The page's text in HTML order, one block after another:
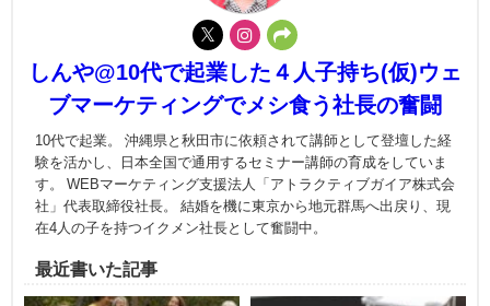
しんや@10代で起業した４人子持ち(仮)ウェ
ブマーケティングでメシ食う社長の奮闘
10代で起業。 沖縄県と秋田市に依頼されて講師として登壇した経
験を活かし、日本全国で通用するセミナー講師の育成をしていま
す。 WEBマーケティング支援法人「アトラクティブガイア株式会
社」代表取締役社長。 結婚を機に東京から地元群馬へ出戻り、現
在4人の子を持つイクメン社長として奮闘中。
最近書いた記事